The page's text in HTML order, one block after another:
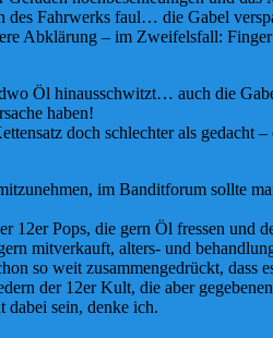
Fahrwerks faul… die Gabel
Abklärung – im Zweifelsfall:
Öl hinausschwitzt… auch die
haben!
doch schlechter als gedacht
im Banditforum sollte
Pops, die gern Öl fressen und
mitverkauft, alters- und
so weit zusammengedrückt,
der 12er Kult, die aber
dabei sein, denke ich.